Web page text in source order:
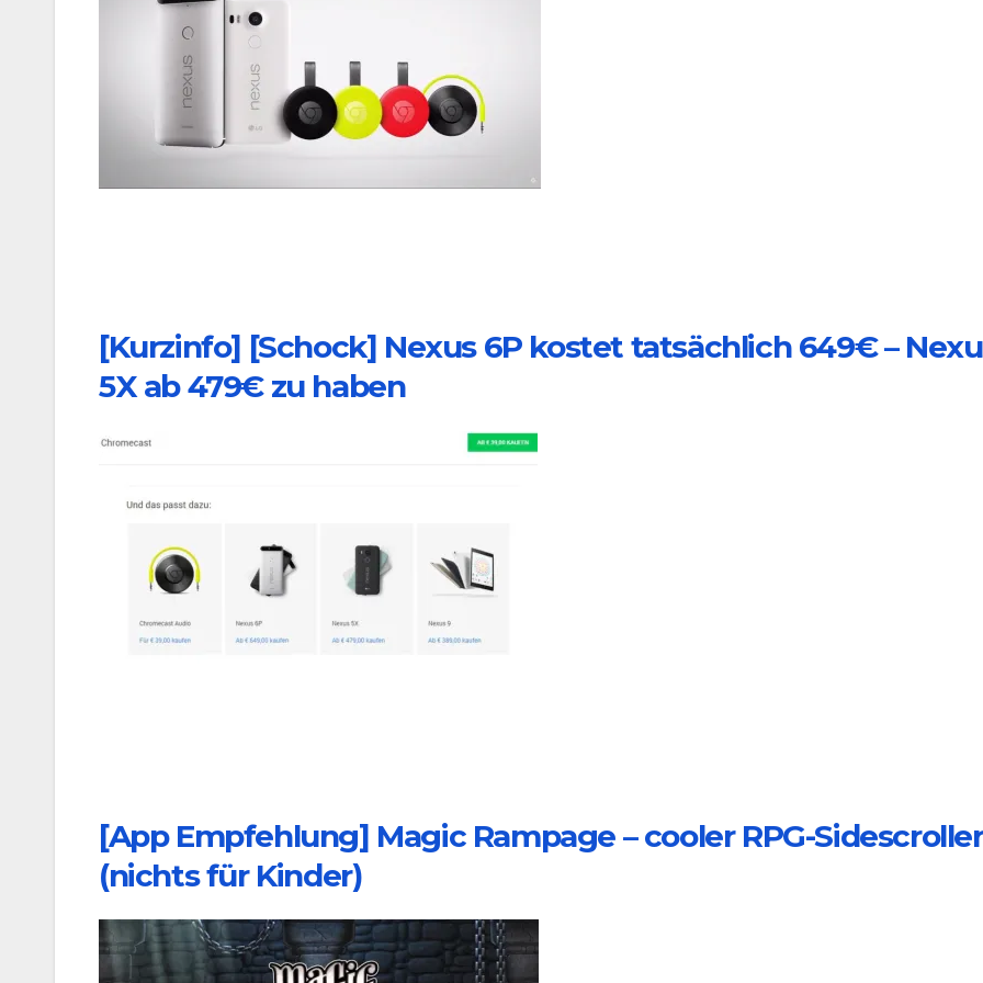
[Kurzinfo] [Schock] Nexus 6P kostet tatsächlich 649€ –
5X ab 479€ zu haben
[App Empfehlung] Magic Rampage – cooler RPG-Sidescroller
(nichts für Kinder)